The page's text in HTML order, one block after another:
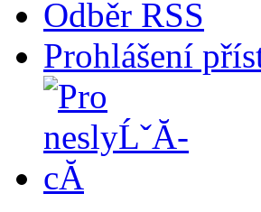
Odběr RSS
Prohlášení